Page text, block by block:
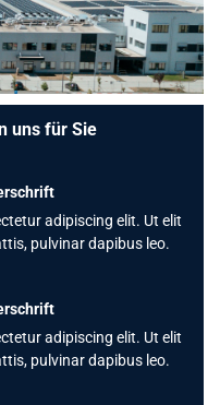
uns für Sie
adipiscing elit. Ut elit
pulvinar dapibus leo.
adipiscing elit. Ut elit
pulvinar dapibus leo.